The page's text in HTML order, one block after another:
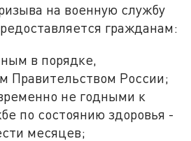
на военную службу
гражданам:
в порядке,
Правительством России;
не годными к
по состоянию здоровья -
месяцев;